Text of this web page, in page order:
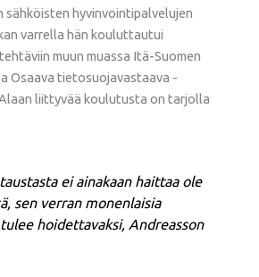
sähköisten hyvinvointipalvelujen
varrella hän kouluttautui
muun muassa Itä-Suomen
Osaava tietosuojavastaava -
liittyvää koulutusta on tarjolla
ei ainakaan haittaa ole
sen verran monenlaisia
hoidettavaksi, Andreasson